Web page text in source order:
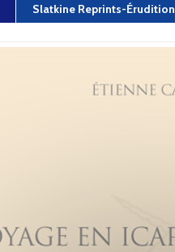
Slatkine Reprints-Érudition